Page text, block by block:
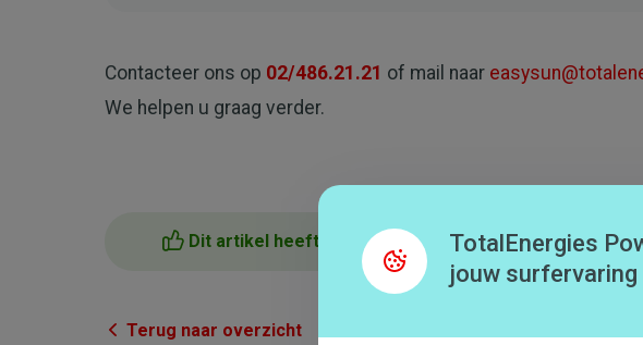
Contacteer ons op 02/486.21.21 of mail naar
We helpen u graag verder.
Dit artikel heeft me geholpen Dit
Terug naar overzicht
TotalEnergies
jouw